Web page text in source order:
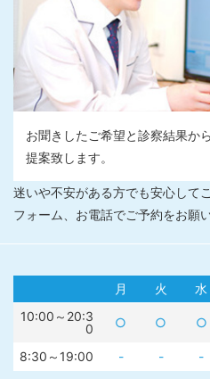
お聞きしたご希望と診察結果か
提案致します。
迷いや不安がある方でも安心して
フォーム、お電話でご予約をお願
月 火 水
10:00～20:3
0
○ ○ ○
8:30～19:00 - - -